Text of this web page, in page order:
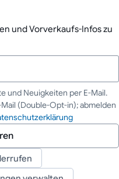
und Vorverkaufs-Infos zu
und Neuigkeiten per E-Mail.
(Double-Opt-in); abmelden